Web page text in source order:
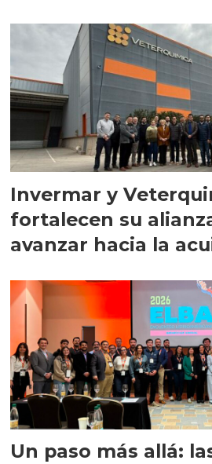
Invermar y
fortalecen su
avanzar hacia la
Un paso más allá: